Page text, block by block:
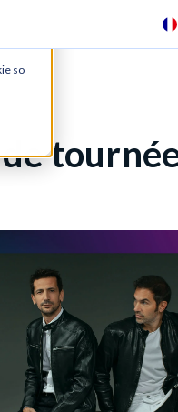
so